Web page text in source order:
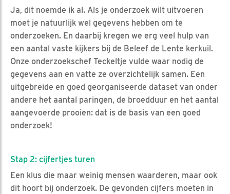
Ja, dit noemde ik al. Als je onderzoek wilt uitvoeren
moet je natuurlijk wel gegevens hebben om te
onderzoeken. En daarbij kregen we erg veel hulp van
een aantal vaste kijkers bij de Beleef de Lente kerkuil.
Onze onderzoekschef Teckeltje vulde waar nodig de
gegevens aan en vatte ze overzichtelijk samen. Een
uitgebreide en goed georganiseerde dataset van onder
andere het aantal paringen, de broedduur en het aantal
aangevoerde prooien: dat is de basis van een goed
onderzoek!
Stap 2: cijfertjes turen
Een klus die maar weinig mensen waarderen, maar ook
dit hoort bij onderzoek. De gevonden cijfers moeten in